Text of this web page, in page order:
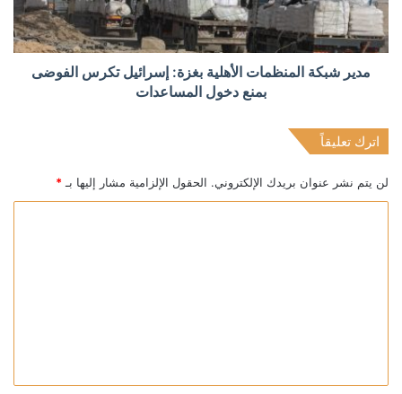
مدير شبكة المنظمات الأهلية بغزة: إسرائيل تكرس الفوضى
بمنع دخول المساعدات
اترك تعليقاً
لن يتم نشر عنوان بريدك الإلكتروني. الحقول الإلزامية مشار إليها بـ *